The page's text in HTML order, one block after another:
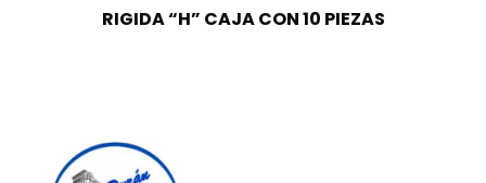
RIGIDA “H” CAJA CON 10 PIEZAS